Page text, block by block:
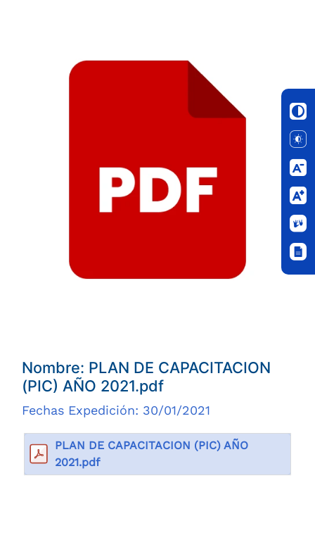
Nombre: PLAN DE CAPACITACION
(PIC) AÑO 2021.pdf
Fechas Expedición: 30/01/2021
PLAN DE CAPACITACION (PIC) AÑO
2021.pdf